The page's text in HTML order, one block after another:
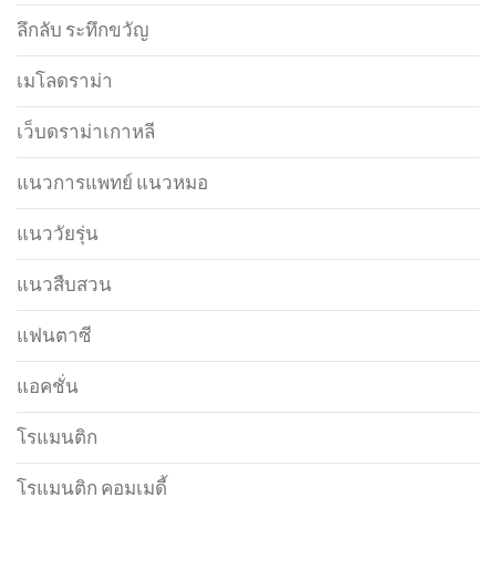
ลึกลับ ระทึกขวัญ
เมโลดราม่า
เว็บดราม่าเกาหลี
แนวการแพทย์ แนวหมอ
แนววัยรุ่น
แนวสืบสวน
แฟนตาซี
แอคชั่น
โรแมนติก
โรแมนติก คอมเมดี้